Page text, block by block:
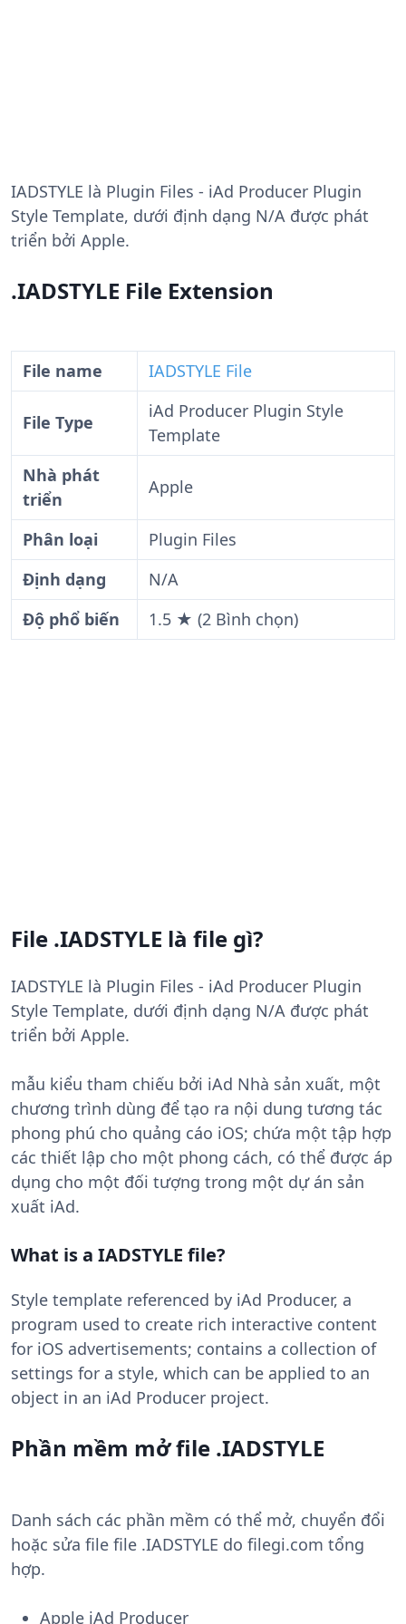
IADSTYLE là Plugin Files - iAd Producer Plugin
Style Template, dưới định dạng N/A được phát
triển bởi Apple.
.IADSTYLE File Extension
File name IADSTYLE File
File Type
iAd Producer Plugin Style
Template
Nhà phát
triển
Apple
Phân loại
Plugin Files
Định dạng
N/A
Độ phổ biến
1.5 ★ (2 Bình chọn)
File .IADSTYLE là file gì?
IADSTYLE là Plugin Files - iAd Producer Plugin
Style Template, dưới định dạng N/A được phát
triển bởi Apple.
mẫu kiểu tham chiếu bởi iAd Nhà sản xuất, một
chương trình dùng để tạo ra nội dung tương tác
phong phú cho quảng cáo iOS; chứa một tập hợp
các thiết lập cho một phong cách, có thể được áp
dụng cho một đối tượng trong một dự án sản
xuất iAd.
What is a IADSTYLE file?
Style template referenced by iAd Producer, a
program used to create rich interactive content
for iOS advertisements; contains a collection of
settings for a style, which can be applied to an
object in an iAd Producer project.
Phần mềm mở file .IADSTYLE
Danh sách các phần mềm có thể mở, chuyển đổi
hoặc sửa file file .IADSTYLE do filegi.com tổng
hợp.
Apple iAd Producer